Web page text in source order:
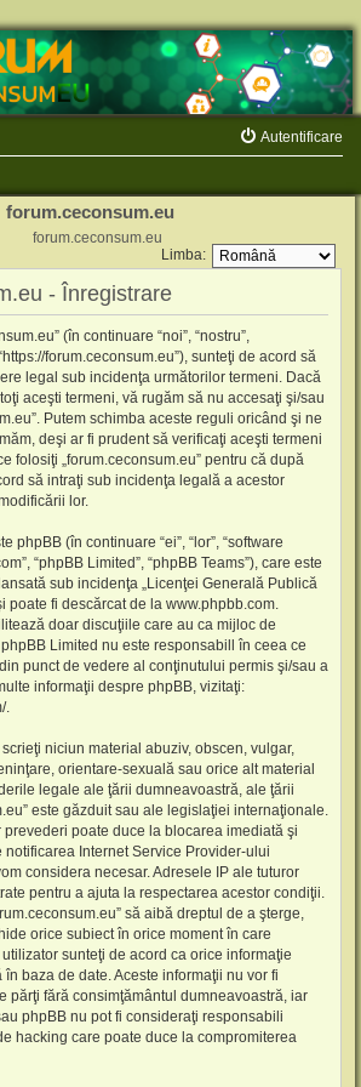
Autentificare
forum.ceconsum.eu
forum.ceconsum.eu
Limba:
- Înregistrare
(în continuare “noi”, “nostru”,
forum.ceconsum.eu”), sunteţi de acord să
legal sub incidenţa următorilor termeni. Dacă
aceşti termeni, vă rugăm să nu accesaţi şi/sau
Putem schimba aceste reguli oricând şi ne
deşi ar fi prudent să verificaţi aceşti termeni
folosiţi „forum.ceconsum.eu” pentru că după
să intraţi sub incidenţa legală a acestor
lor.
phpBB (în continuare “ei”, “lor”, “software
“phpBB Limited”, “phpBB Teams”), care este
sub incidenţa „Licenţei Generală Publică
poate fi descărcat de la www.phpbb.com.
doar discuţiile care au ca mijloc de
Limited nu este responsabill în ceea ce
punct de vedere al conţinutului permis şi/sau a
informaţii despre phpBB, vizitaţi:
.
niciun material abuziv, obscen, vulgar,
orientare-sexuală sau orice alt material
legale ale ţării dumneavoastră, ale ţării
este găzduit sau ale legislaţiei internaţionale.
prevederi poate duce la blocarea imediată şi
Internet Service Provider-ului
considera necesar. Adresele IP ale tuturor
pentru a ajuta la respectarea acestor condiţii.
să aibă dreptul de a şterge,
orice subiect în orice moment în care
sunteţi de acord ca orice informaţie
baza de date. Aceste informaţii nu vor fi
părţi fără consimţământul dumneavoastră, iar
phpBB nu pot fi consideraţi responsabili
hacking care poate duce la compromiterea